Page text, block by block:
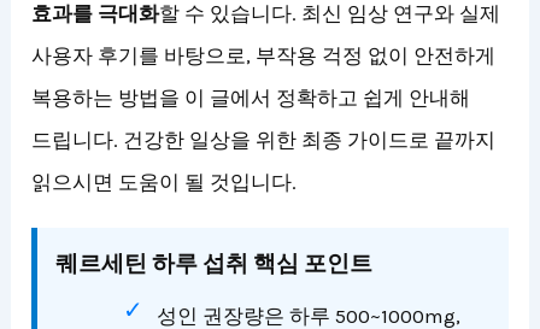
효과를 극대화할 수 있습니다. 최신 임상 연구와 실제
사용자 후기를 바탕으로, 부작용 걱정 없이 안전하게
복용하는 방법을 이 글에서 정확하고 쉽게 안내해
드립니다. 건강한 일상을 위한 최종 가이드로 끝까지
읽으시면 도움이 될 것입니다.
퀘르세틴 하루 섭취 핵심 포인트
성인 권장량은 하루 500~1000mg,